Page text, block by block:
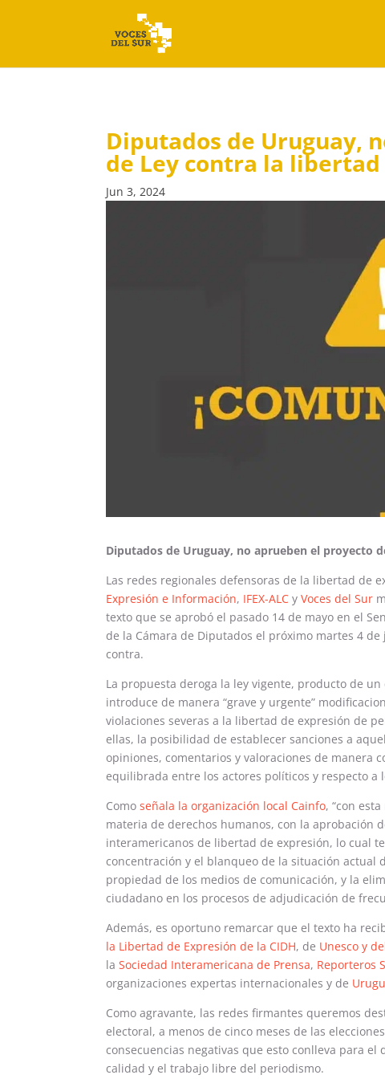
Diputados de Uruguay,
de Ley contra la
Jun 3, 2024
Diputados de Uruguay, no aprueben el proyecto
Las redes regionales defensoras de la libertad de
Expresión e Información, IFEX-ALC y Voces del Sur
texto que se aprobó el pasado 14 de mayo en el
de la Cámara de Diputados el próximo martes 4
contra.
La propuesta deroga la ley vigente, producto de
introduce de manera “grave y urgente”
violaciones severas a la libertad de expresión de
ellas, la posibilidad de establecer sanciones a
opiniones, comentarios y valoraciones de manera
equilibrada entre los actores políticos y respecto a
Como señala la organización local Cainfo, “con
materia de derechos humanos, con la aprobación
interamericanos de libertad de expresión, lo cual
concentración y el blanqueo de la situación actual
propiedad de los medios de comunicación, y la
ciudadano en los procesos de adjudicación de
Además, es oportuno remarcar que el texto ha
la Libertad de Expresión de la CIDH, de Unesco y
la Sociedad Interamericana de Prensa, Reporteros
organizaciones expertas internacionales y de
Como agravante, las redes firmantes queremos
electoral, a menos de cinco meses de las
consecuencias negativas que esto conlleva para
calidad y el trabajo libre del periodismo.